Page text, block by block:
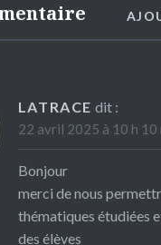
LATRACE dit :
22 avril 2025 à 10 h 10
Bonjour
merci de nous
thématiques étudiées
des élèves